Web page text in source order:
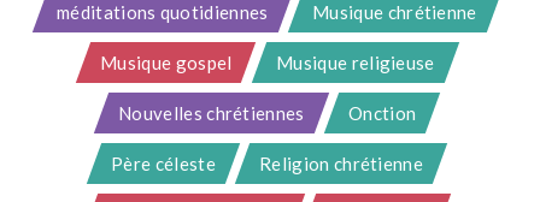
méditations quotidiennes Musique chrétienne
Musique gospel Musique religieuse
Nouvelles chrétiennes Onction
Père céleste Religion chrétienne